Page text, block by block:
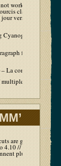
working after
claviers ne
vers XFCE
first line
La compil’
multiple echo /
are gone / not
4.10 //
plus après